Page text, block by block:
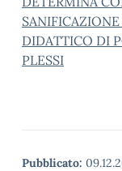
DIDATTICO DI
PLESSI
Pubblicato: